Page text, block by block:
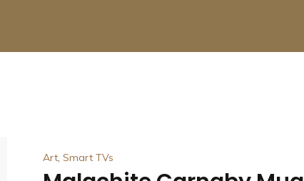
Art, Smart TVs